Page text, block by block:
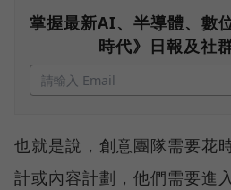
掌握最新AI、半導體、數
時代》日報及社
也就是說，創意團隊需要花
計或內容計劃，他們需要